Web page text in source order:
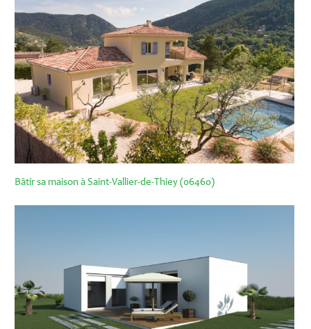
Bâtir sa maison à Saint-Vallier-de-Thiey (06460)